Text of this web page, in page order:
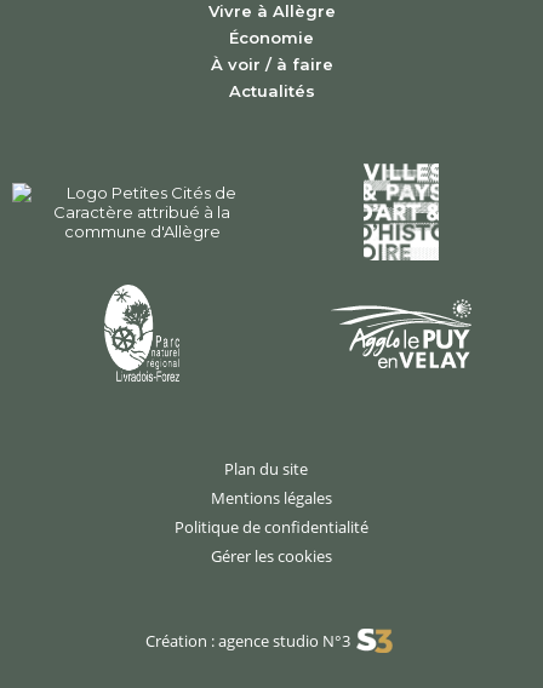
Vivre à Allègre
Économie
À voir / à faire
Actualités
Plan du site
Mentions légales
Politique de confidentialité
Gérer les cookies
Création : agence studio N°3